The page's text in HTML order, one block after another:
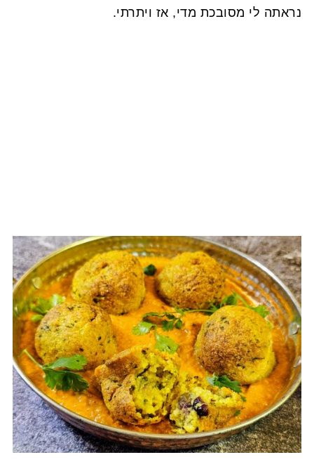
נראתה לי מסובכת מדי, אז ויתרתי.